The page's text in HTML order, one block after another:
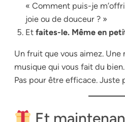
« Comment puis-je
joie ou de douceur ? »
Et faites-le. Même en
Un fruit que vous aimez. Une
musique qui vous fait du bien.
Pas pour être efficace. Juste
Et